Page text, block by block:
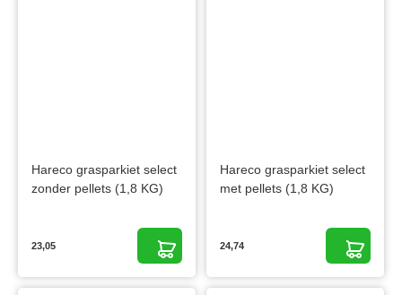
Hareco grasparkiet select
zonder pellets (1,8 KG)
23,05
Hareco grasparkiet select
met pellets (1,8 KG)
24,74